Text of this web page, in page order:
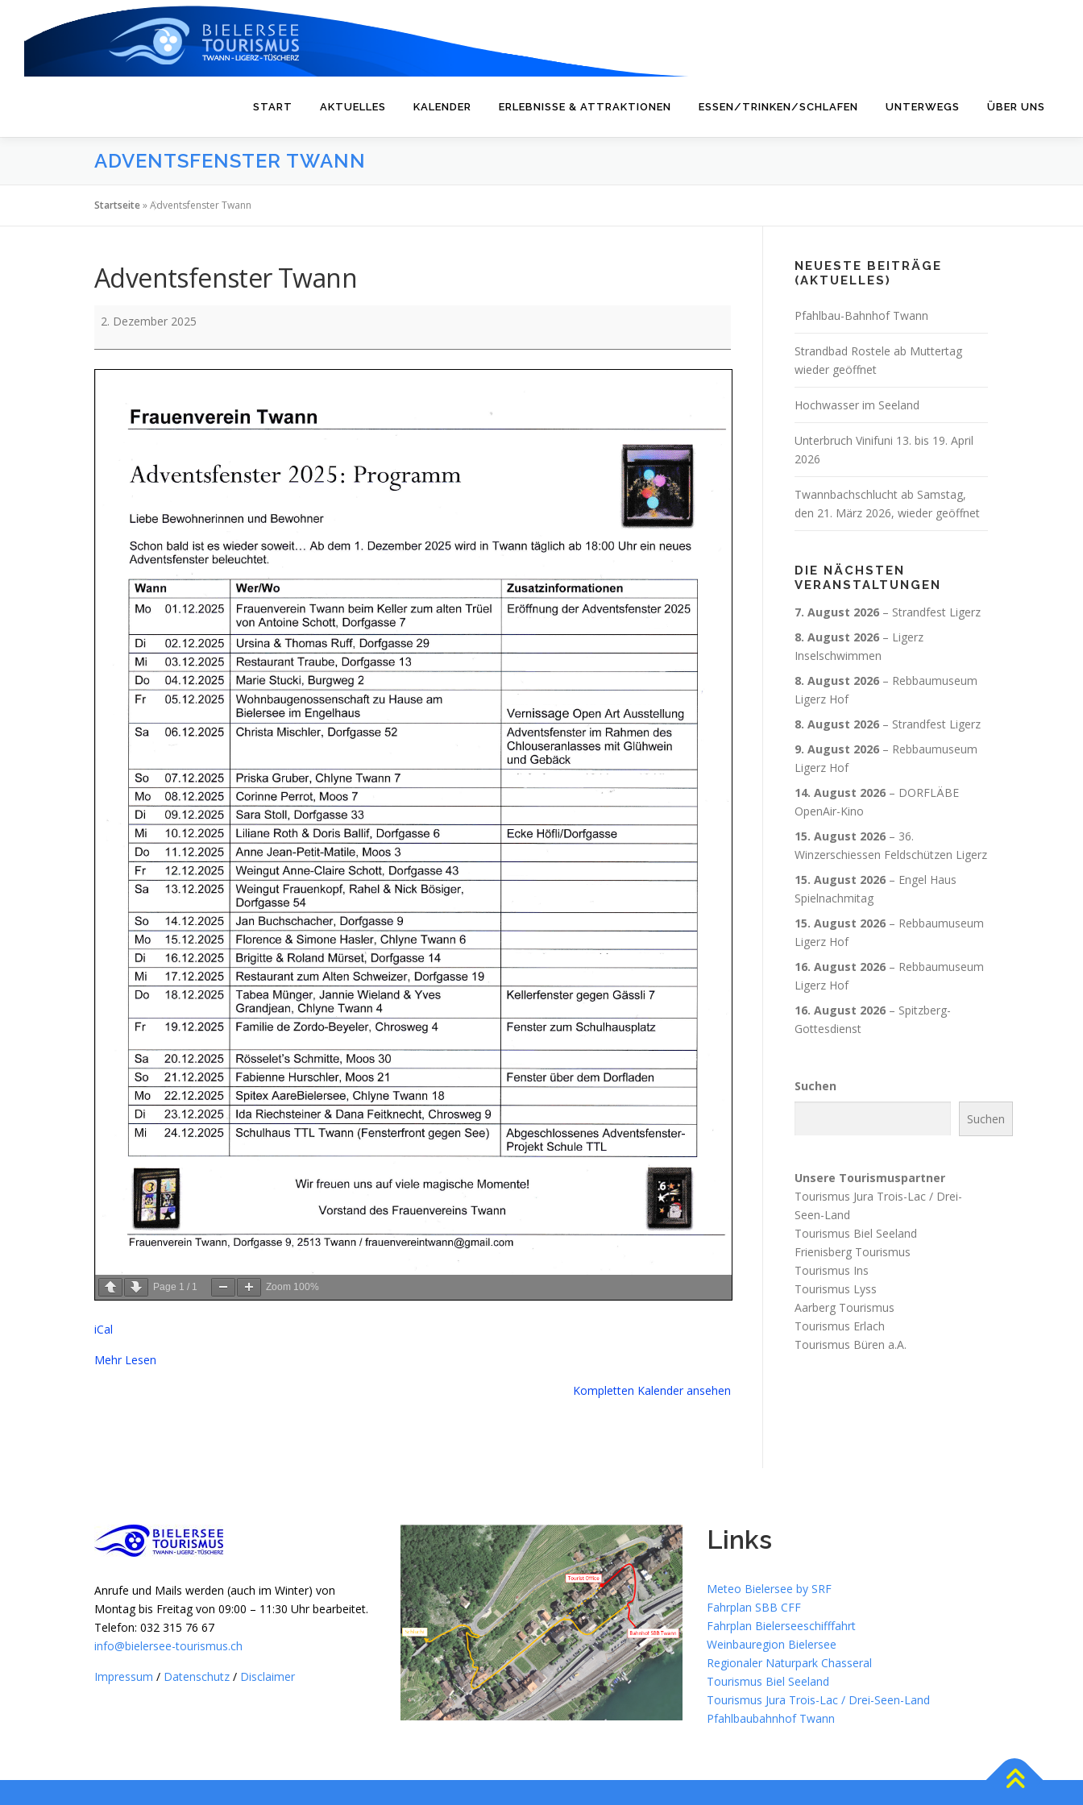
springen
START AKTUELLES KALENDER ERLEBNISSE & ATTRAKTIONEN ESSEN/TRINKEN/SCHLAFEN UNTERWEGS ÜBER UNS
ADVENTSFENSTER TWANN
Startseite»Adventsfenster Twann
Adventsfenster Twann
Adventsfenster
2. Dezember 2025
Page 1 / 1 Zoom 100%
iCal
Mehr Lesen
Kompletten Kalender ansehen
NEUESTE BEITRÄGE
(AKTUELLES)
Pfahlbau-Bahnhof Twann
Strandbad Rostele ab Muttertag
wieder geöffnet
Hochwasser im Seeland
Unterbruch Vinifuni 13. bis 19. April
2026
Twannbachschlucht ab Samstag,
den 21. März 2026, wieder geöffnet
DIE NÄCHSTEN
VERANSTALTUNGEN
7. August 2026 – Strandfest Ligerz
8. August 2026 – Ligerz
Inselschwimmen
8. August 2026 – Rebbaumuseum
Ligerz Hof
8. August 2026 – Strandfest Ligerz
9. August 2026 – Rebbaumuseum
Ligerz Hof
14. August 2026 – DORFLÄBE
OpenAir-Kino
15. August 2026 – 36.
Winzerschiessen Feldschützen Ligerz
15. August 2026 – Engel Haus
Spielnachmitag
15. August 2026 – Rebbaumuseum
Ligerz Hof
16. August 2026 – Rebbaumuseum
Ligerz Hof
16. August 2026 – Spitzberg-
Gottesdienst
Suchen
Suchen
Unsere Tourismuspartner
Tourismus Jura Trois-Lac / Drei-
Seen-Land
Tourismus Biel Seeland
Frienisberg Tourismus
Tourismus Ins
Tourismus Lyss
Aarberg Tourismus
Tourismus Erlach
Tourismus Büren a.A.
Anrufe und Mails werden (auch im Winter) von
Montag bis Freitag von 09:00 – 11:30 Uhr bearbeitet.
Telefon: 032 315 76 67
info@bielersee-tourismus.ch
Impressum / Datenschutz / Disclaimer
Links
Meteo Bielersee by SRF
Fahrplan SBB CFF
Fahrplan Bielerseeschifffahrt
Weinbauregion Bielersee
Regionaler Naturpark Chasseral
Tourismus Biel Seeland
Tourismus Jura Trois-Lac / Drei-Seen-Land
Pfahlbaubahnhof Twann